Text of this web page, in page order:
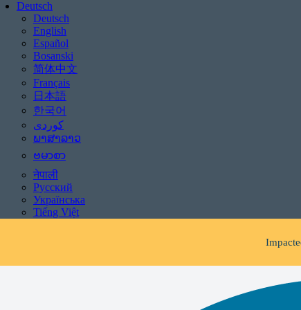
Deutsch
Deutsch
English
Español
Bosanski
简体中文
Français
日本語
한국어
ພາສາລາວ
ဗမာစာ
नेपाली
Русский
Українська
Tiếng Việt
Be aware of scams:
If you